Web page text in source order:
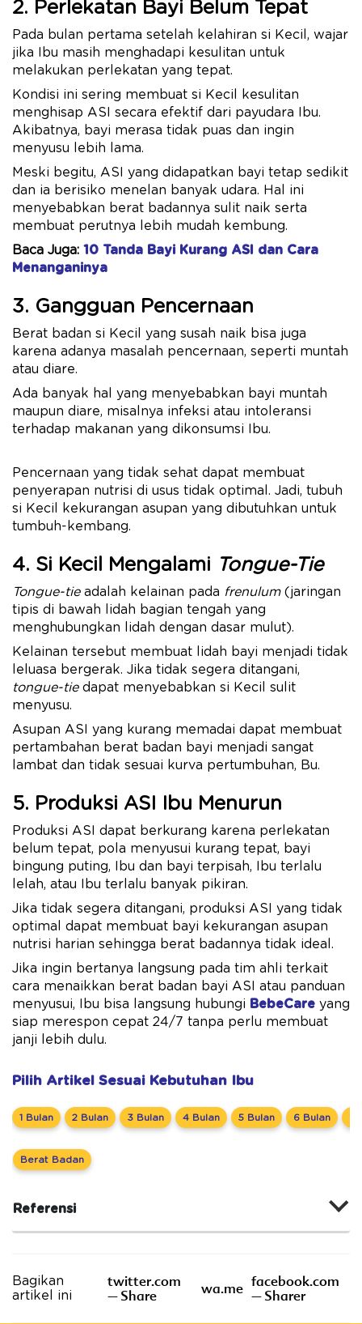
2. Perlekatan Bayi Belum Tepat
Pada bulan pertama setelah kelahiran si Kecil, wajar
jika Ibu masih menghadapi kesulitan untuk
melakukan perlekatan yang tepat.
Kondisi ini sering membuat si Kecil kesulitan
menghisap ASI secara efektif dari payudara Ibu.
Akibatnya, bayi merasa tidak puas dan ingin
menyusu lebih lama.
Meski begitu, ASI yang didapatkan bayi tetap sedikit
dan ia berisiko menelan banyak udara. Hal ini
menyebabkan berat badannya sulit naik serta
membuat perutnya lebih mudah kembung.
Baca Juga: 10 Tanda Bayi Kurang ASI dan Cara
Menanganinya
3. Gangguan Pencernaan
Berat badan si Kecil yang susah naik bisa juga
karena adanya masalah pencernaan, seperti muntah
atau diare.
Ada banyak hal yang menyebabkan bayi muntah
maupun diare, misalnya infeksi atau intoleransi
terhadap makanan yang dikonsumsi Ibu.
Pencernaan yang tidak sehat dapat membuat
penyerapan nutrisi di usus tidak optimal. Jadi, tubuh
si Kecil kekurangan asupan yang dibutuhkan untuk
tumbuh-kembang.
4. Si Kecil Mengalami Tongue-Tie
Tongue-tie adalah kelainan pada frenulum (jaringan
tipis di bawah lidah bagian tengah yang
menghubungkan lidah dengan dasar mulut).
Kelainan tersebut membuat lidah bayi menjadi tidak
leluasa bergerak. Jika tidak segera ditangani,
tongue-tiedapat menyebabkan si Kecil sulit
menyusu.
Asupan ASI yang kurang memadai dapat membuat
pertambahan berat badan bayi menjadi sangat
lambat dan tidak sesuai kurva pertumbuhan, Bu.
5. Produksi ASI Ibu Menurun
Produksi ASI dapat berkurang karena perlekatan
belum tepat, pola menyusui kurang tepat, bayi
bingung puting, Ibu dan bayi terpisah, Ibu terlalu
lelah, atau Ibu terlalu banyak pikiran.
Jika tidak segera ditangani, produksi ASI yang tidak
optimal dapat membuat bayi kekurangan asupan
nutrisi harian sehingga berat badannya tidak ideal.
Jika ingin bertanya langsung pada tim ahli terkait
cara menaikkan berat badan bayi ASI atau panduan
menyusui, Ibu bisa langsung hubungi
BebeCare yang
siap merespon cepat 24/7 tanpa perlu membuat
janji lebih dulu.
Pilih Artikel Sesuai Kebutuhan Ibu
1 Bulan 2 Bulan 3 Bulan 4 Bulan 5 Bulan 6 Bulan
Berat Badan
Referensi
Bagikan
artikel ini
twitter.com
– Share
wa.me facebook.com
– Sharer